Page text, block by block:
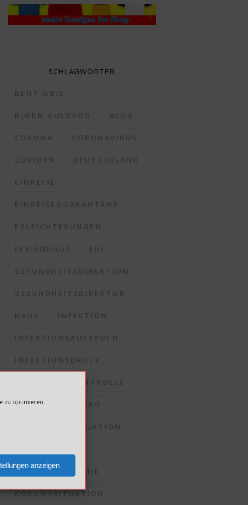
zu optimieren.
anzeigen
SCHLAGWÖRTER
BENT HØIE
BJØRN GULDVOG BLOG
CORONA CORONAVIRUS
COVID19 DEUTSCHLAND
EINREISE
EINREISEQUARANTÄNE
ERLEICHTERUNGEN
FERIENHAUS FHI
GESUNDHEITSDIREKTION
GESUNDHEITSDIREKTOR
HAUS INFEKTION
INFEKTIONSAUSBRUCH
INFEKTIONSDRUCK
INFEKTIONSKONTROLLE
INFEKTIONSRISIKO
INFEKTIONSSITUATION
KORONAPANDEMIE
KORONASITUATION